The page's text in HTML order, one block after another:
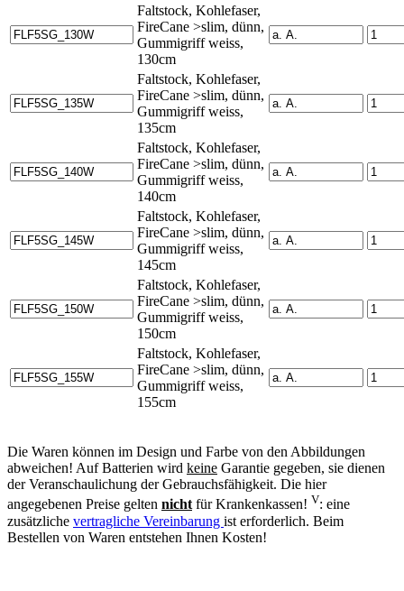
Faltstock, Kohlefaser,
FireCane >slim, dünn,
Gummigriff weiss,
130cm
Faltstock, Kohlefaser,
FireCane >slim, dünn,
Gummigriff weiss,
135cm
Faltstock, Kohlefaser,
FireCane >slim, dünn,
Gummigriff weiss,
140cm
Faltstock, Kohlefaser,
FireCane >slim, dünn,
Gummigriff weiss,
145cm
Faltstock, Kohlefaser,
FireCane >slim, dünn,
Gummigriff weiss,
150cm
Faltstock, Kohlefaser,
FireCane >slim, dünn,
Gummigriff weiss,
155cm
Die Waren können im Design und Farbe von den Abbildungen
abweichen! Auf Batterien wird keine Garantie gegeben, sie dienen
der Veranschaulichung der Gebrauchsfähigkeit. Die hier
angegebenen Preise gelten nichtfür Krankenkassen! V: eine
zusätzliche vertragliche Vereinbarung ist erforderlich. Beim
Bestellen von Waren entstehen Ihnen Kosten!